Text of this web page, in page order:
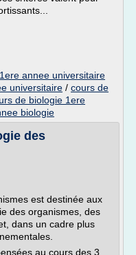
annee universitaire
universitaire / cours de
de biologie 1ere
biologie
des
est destinée aux
des organismes, des
dans un cadre plus
au cours des 3